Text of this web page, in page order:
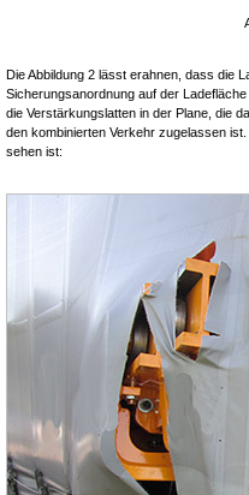
Die Abbildung 2 lässt erahnen, dass die
Sicherungsanordnung auf der
die Verstärkungslatten in der Plane, die
den kombinierten Verkehr zugelassen
sehen ist: